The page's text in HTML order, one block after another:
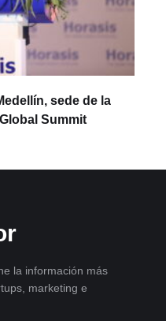
sede de la
Summit
la información más
marketing e